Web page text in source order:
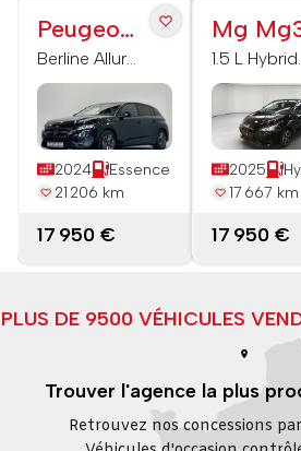
Peugeot
308
Berline Allure
130 ch S&S
2024
Essence
21 206 km
17 950 €
Mg
1.5 L
195 ch
Luxury
2025
17 667 km
17 950 €
PLUS DE 9500 VÉHICULES
Trouver l'agence la plus
Retrouvez nos concessions